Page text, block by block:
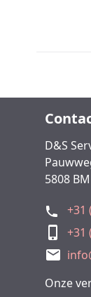
D&S
5808
+31
+31
Onze